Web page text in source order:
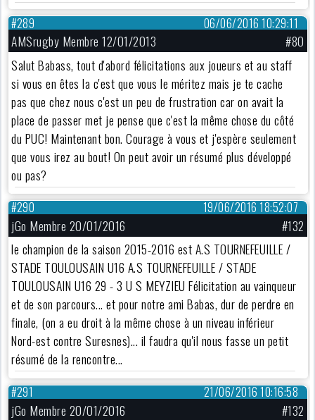
06/06/2016 10:29:11
#289
AMSrugby Membre 12/01/2013
#80
Salut Babass, tout d'abord félicitations aux joueurs et au staff
si vous en êtes la c'est que vous le méritez mais je te cache
pas que chez nous c'est un peu de frustration car on avait la
place de passer met je pense que c'est la même chose du côté
du PUC! Maintenant bon. Courage à vous et j'espère seulement
que vous irez au bout! On peut avoir un résumé plus développé
ou pas?
19/06/2016 18:52:07
#290
jGo Membre 20/01/2016
#132
le champion de la saison 2015-2016 est A.S TOURNEFEUILLE /
STADE TOULOUSAIN U16 A.S TOURNEFEUILLE / STADE
TOULOUSAIN U16 29 - 3 U S MEYZIEU Félicitation au vainqueur
et de son parcours... et pour notre ami Babas, dur de perdre en
finale, (on a eu droit à la même chose à un niveau inférieur
Nord-est contre Suresnes)... il faudra qu'il nous fasse un petit
résumé de la rencontre...
21/06/2016 10:16:58
#291
jGo Membre 20/01/2016
#132